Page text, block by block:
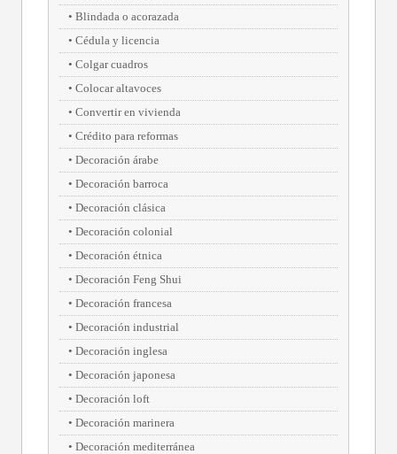
Blindada o acorazada
Cédula y licencia
Colgar cuadros
Colocar altavoces
Convertir en vivienda
Crédito para reformas
Decoración árabe
Decoración barroca
Decoración clásica
Decoración colonial
Decoración étnica
Decoración Feng Shui
Decoración francesa
Decoración industrial
Decoración inglesa
Decoración japonesa
Decoración loft
Decoración marinera
Decoración mediterránea